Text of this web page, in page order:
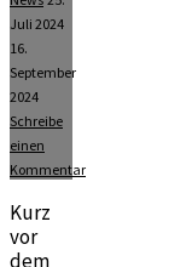
Juli 2024
16.
September
2024
Schreibe
einen
Kommentar
Kurz
vor
dem